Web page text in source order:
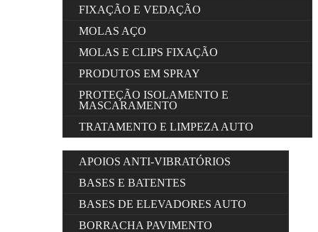
FIXAÇÃO E VEDAÇÃO
MOLAS AÇO
MOLAS E CLIPS FIXAÇÃO
PRODUTOS EM SPRAY
PROTEÇÃO ISOLAMENTO E
MASCARAMENTO
TRATAMENTO E LIMPEZA AUTO
APOIOS ANTI-VIBRATÓRIOS
BASES E BATENTES
BASES DE ELEVADORES AUTO
BORRACHA PAVIMENTO